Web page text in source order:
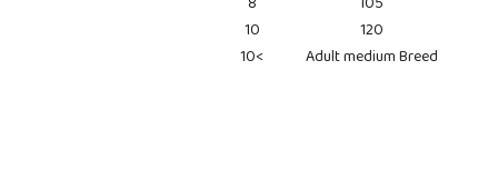
10
120
10<
Adult medium Breed